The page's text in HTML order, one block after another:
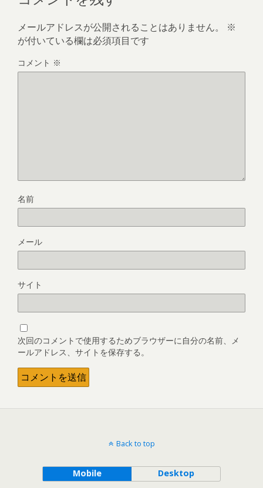
メールアドレスが公開されることはありません。
※
が付いている欄は必須項目です
コメント ※
名前
メール
サイト
次回のコメントで使用するためブラウザーに自分の名前、メ
ールアドレス、サイトを保存する。
Back to top
Mobile Desktop